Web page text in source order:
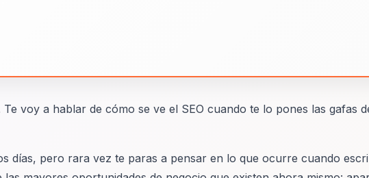
voy a hablar de cómo se ve el SEO cuando te lo pones las gafas
días, pero rara vez te paras a pensar en lo que ocurre cuando